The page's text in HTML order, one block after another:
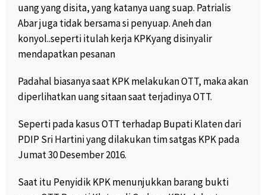
uang yang disita, yang katanya uang suap. Patrialis
Abar juga tidak bersama si penyuap. Aneh dan
konyol..seperti itulah kerja KPKyang disinyalir
mendapatkan pesanan
Padahal biasanya saat KPK melakukan OTT, maka akan
diperlihatkan uang sitaan saat terjadinya OTT.
Seperti pada kasus OTT terhadap Bupati Klaten dari
PDIP Sri Hartini yang dilakukan tim satgas KPK pada
Jumat 30 Desember 2016.
Saat itu Penyidik KPK menunjukkan barang bukti